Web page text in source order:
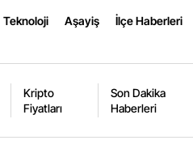
Teknoloji Aşayiş İlçe Haberleri
Kripto
Fiyatları
Son Dakika
Haberleri